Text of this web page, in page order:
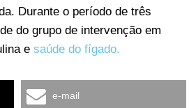
Durante o período de três
do grupo de intervenção em
e saúde do fígado.
e-mail